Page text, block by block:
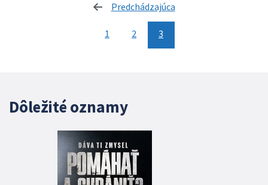
Predchádzajúca
1 2 3
Dôležité oznamy